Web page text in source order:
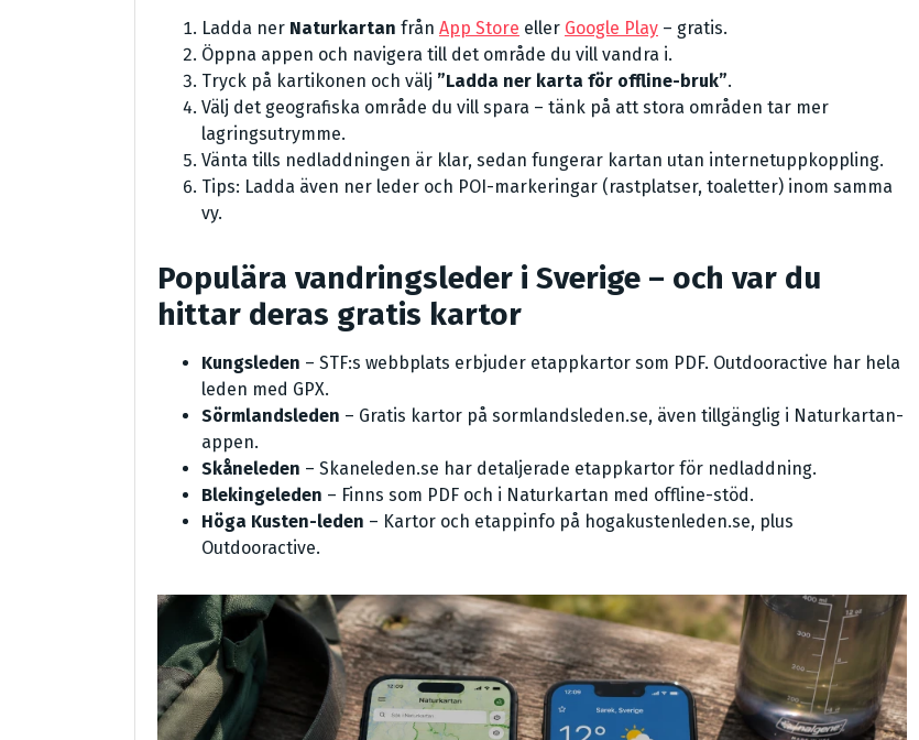
Ladda ner Naturkartan från App Store eller Google Play – gratis.
Öppna appen och navigera till det område du vill vandra i.
Tryck på kartikonen och välj ”Ladda ner karta för offline-bruk”.
Välj det geografiska område du vill spara – tänk på att stora områden tar mer
lagringsutrymme.
Vänta tills nedladdningen är klar, sedan fungerar kartan utan internetuppkoppling.
Tips: Ladda även ner leder och POI-markeringar (rastplatser, toaletter) inom samma
vy.
Populära vandringsleder i Sverige – och var du
hittar deras gratis kartor
Kungsleden – STF:s webbplats erbjuder etappkartor som PDF. Outdooractive har hela
leden med GPX.
Sörmlandsleden – Gratis kartor på sormlandsleden.se, även tillgänglig i Naturkartan-
appen.
Skåneleden – Skaneleden.se har detaljerade etappkartor för nedladdning.
Blekingeleden – Finns som PDF och i Naturkartan med offline-stöd.
Höga Kusten-leden – Kartor och etappinfo på hogakustenleden.se, plus
Outdooractive.